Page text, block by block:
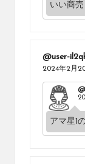
いい商
@user-
2024年2月
アマ星1